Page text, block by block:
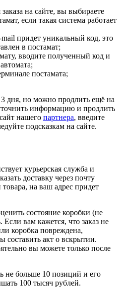
на сайте, вы выбираете
если такая система работает
придет уникальный код, это
в постамат;
вводите полученный код и
постамата;
дня, но можно продлить ещё на
информацию и продлить
нашего партнера, введите
подсказкам на сайте.
курьерская служба и
доставку через почту
на ваш адрес придет
состояние коробки (не
Если вам кажется, что заказ не
коробка повреждена,
составить акт о вскрытии.
вы можете только после
не больше 10 позиций и его
100 тысяч рублей.